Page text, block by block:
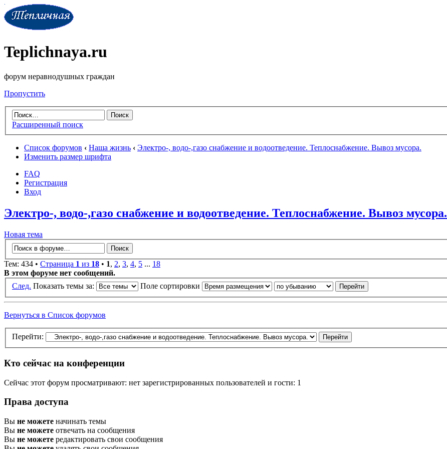
Teplichnaya.ru
форум неравнодушных граждан
Пропустить
Расширенный поиск
Список форумов ‹ Наша жизнь ‹ Электро-, водо-,газо снабжение и водоотведение. Теплоснабжение. Вывоз мусора.
Изменить размер шрифта
FAQ
Регистрация
Вход
Электро-, водо-,газо снабжение и водоотведение. Теплоснабжение. Вывоз мусора.
Новая тема
Тем: 434 • Страница 1 из 18 • 1, 2, 3, 4, 5 ... 18
В этом форуме нет сообщений.
След. Показать темы за: Поле сортировки
Вернуться в Список форумов
Перейти:
Кто сейчас на конференции
Сейчас этот форум просматривают: нет зарегистрированных пользователей и гости: 1
Права доступа
Вы не можете начинать темы
Вы не можете отвечать на сообщения
Вы не можете редактировать свои сообщения